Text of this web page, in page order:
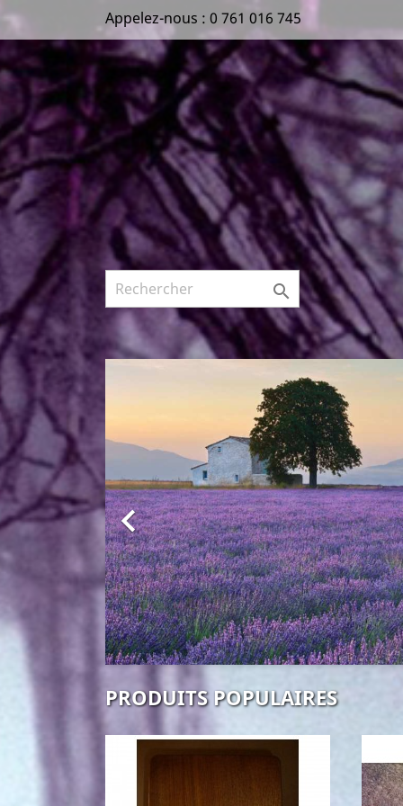
Appelez-nous : 0 761 016 745


Précédent
PRODUITS POPULAIRES